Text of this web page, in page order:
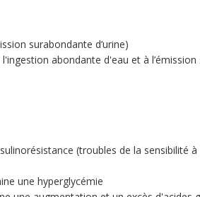
surabondante d’urine)
abondante d'eau et à l’émission
(troubles de la sensibilité
une hyperglycémie